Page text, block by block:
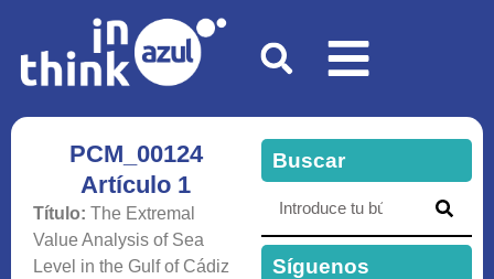
PCM_00124
Artículo 1
Título: The Extremal
Value Analysis of Sea
Level in the Gulf of Cádiz
Buscar
Síguenos